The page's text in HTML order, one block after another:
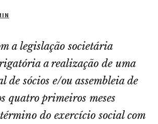
a legislação societária
a realização de uma
de sócios e/ou assembleia de
quatro primeiros meses
do exercício social com